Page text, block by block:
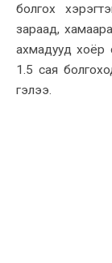
болгох
зараад,
ахмадууд хоёр
1.5 сая
гэлээ.